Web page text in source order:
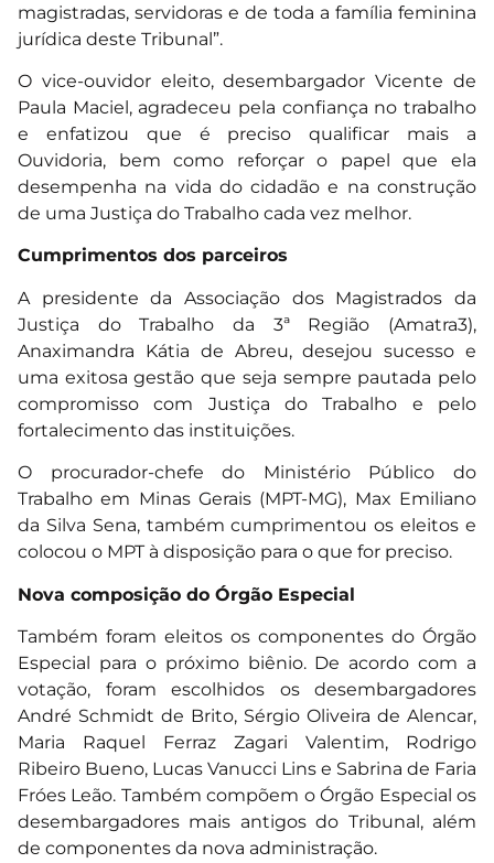
magistradas, servidoras e de toda a família feminina
jurídica deste Tribunal”.
O vice-ouvidor eleito, desembargador Vicente de
Paula Maciel, agradeceu pela confiança no trabalho
e enfatizou que é preciso qualificar mais a
Ouvidoria, bem como reforçar o papel que ela
desempenha na vida do cidadão e na construção
de uma Justiça do Trabalho cada vez melhor.
Cumprimentos dos parceiros
A presidente da Associação dos Magistrados da
Justiça do Trabalho da 3ª Região (Amatra3),
Anaximandra Kátia de Abreu, desejou sucesso e
uma exitosa gestão que seja sempre pautada pelo
compromisso com Justiça do Trabalho e pelo
fortalecimento das instituições.
O procurador-chefe do Ministério Público do
Trabalho em Minas Gerais (MPT-MG), Max Emiliano
da Silva Sena, também cumprimentou os eleitos e
colocou o MPT à disposição para o que for preciso.
Nova composição do Órgão Especial
Também foram eleitos os componentes do Órgão
Especial para o próximo biênio. De acordo com a
votação, foram escolhidos os desembargadores
André Schmidt de Brito, Sérgio Oliveira de Alencar,
Maria Raquel Ferraz Zagari Valentim, Rodrigo
Ribeiro Bueno, Lucas Vanucci Lins e Sabrina de Faria
Fróes Leão. Também compõem o Órgão Especial os
desembargadores mais antigos do Tribunal, além
de componentes da nova administração.